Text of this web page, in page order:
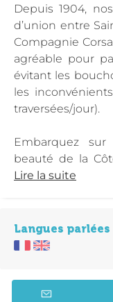
Depuis 1904,
d’union entre
Compagnie
agréable pour
évitant les
les
traversées/jour).
Embarquez
beauté de la
Lire la suite
Langues parlées